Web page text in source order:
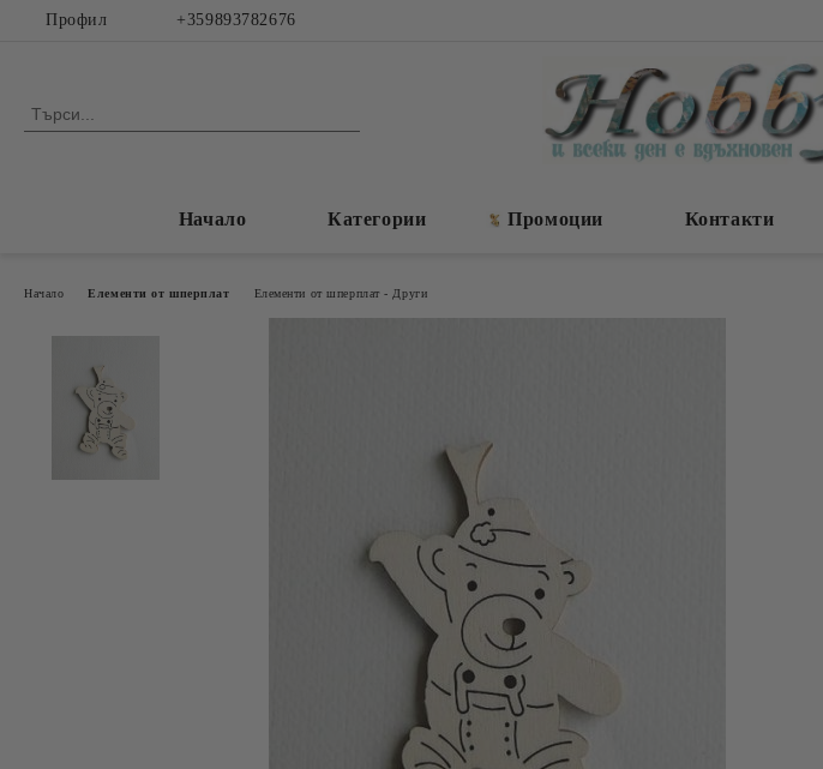
Профил +359893782676
Начало Категории Промоции Контакти
Начало Елементи от шперплат Елементи от шперплат - Други